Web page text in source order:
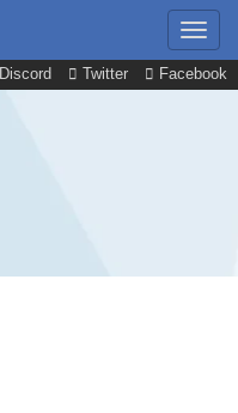
Discord Twitter Facebook